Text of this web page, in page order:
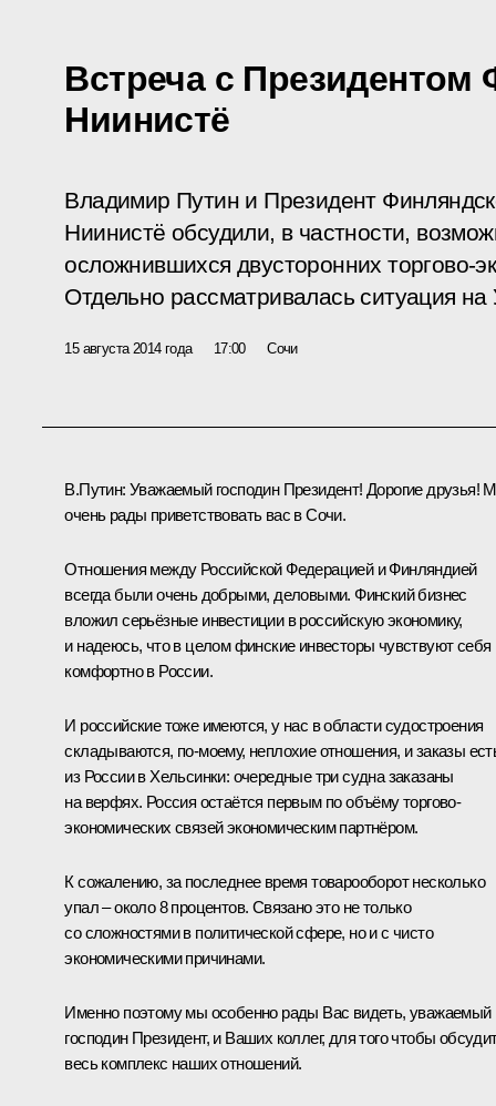
Встреча с
Ниинистё
Владимир Путин и Президент
Ниинистё обсудили, в частности,
осложнившихся двусторонних торгово-
Отдельно рассматривалась ситуация на
15 августа 2014 года 17:00 Сочи
В.Путин: Уважаемый господин Президент! Дорогие друзья!
очень рады приветствовать вас в Сочи.
Отношения между Российской Федерацией и Финляндией
всегда были очень добрыми, деловыми. Финский бизнес
вложил серьёзные инвестиции в российскую экономику,
и надеюсь, что в целом финские инвесторы чувствуют себя
комфортно в России.
И российские тоже имеются, у нас в области судостроения
складываются, по‑моему, неплохие отношения, и заказы
из России в Хельсинки: очередные три судна заказаны
на верфях. Россия остаётся первым по объёму торгово-
экономических связей экономическим партнёром.
К сожалению, за последнее время товарооборот несколько
упал – около 8 процентов. Связано это не только
со сложностями в политической сфере, но и с чисто
экономическими причинами.
Именно поэтому мы особенно рады Вас видеть, уважаемый
господин Президент, и Ваших коллег, для того чтобы
весь комплекс наших отношений.